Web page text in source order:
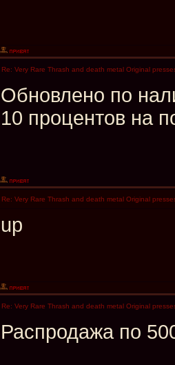
Re: Very Rare Thrash and death metal Original
Обновлено по
10 процентов на
Re: Very Rare Thrash and death metal Original
up
Re: Very Rare Thrash and death metal Original
Распродажа по